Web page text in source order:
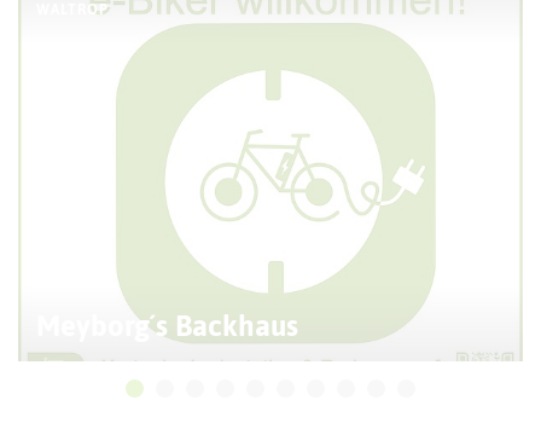
WALTROP
Meyborg´s Backhaus